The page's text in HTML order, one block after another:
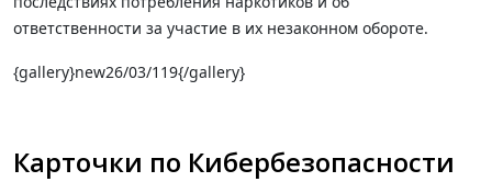
ответственности за участие в их незаконном обороте.
{gallery}new26/03/119{/gallery}
Карточки по Кибербезопасности